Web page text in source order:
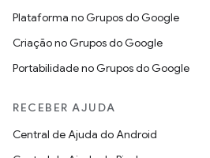
Plataforma no Grupos do Google
Criação no Grupos do Google
Portabilidade no Grupos do Google
RECEBER AJUDA
Central de Ajuda do Android